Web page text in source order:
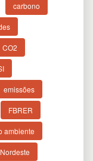
carbono
CO2
emissões
FBRER
ambiente
Nordeste